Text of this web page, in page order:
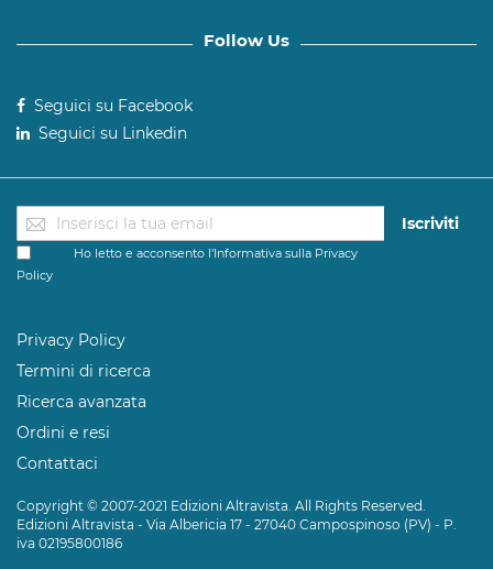
Follow Us
Seguici su Facebook
Seguici su Linkedin
Ho letto e acconsento l'Informativa sulla Privacy
Policy
Iscriviti
Privacy Policy
Termini di ricerca
Ricerca avanzata
Ordini e resi
Contattaci
Copyright © 2007-2021 Edizioni Altravista. All Rights Reserved.
Edizioni Altravista - Via Albericia 17 - 27040 Campospinoso (PV) - P.
iva 02195800186